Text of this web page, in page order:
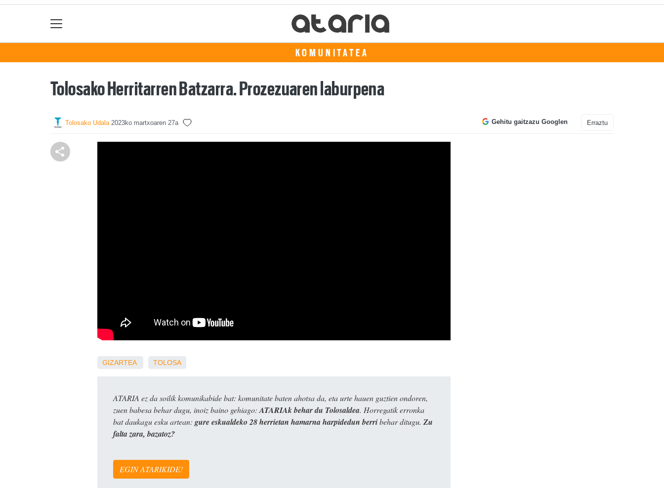
KOMUNITATEA
Tolosako Herritarren Batzarra. Prozezuaren laburpena
Tolosako Udala 2023ko martxoaren 27a Gehitu gaitzazu Googlen Erraztu
GIZARTEA TOLOSA
ATARIA ez da soilik komunikabide bat: komunitate baten ahotsa da, eta urte hauen guztien ondoren,
zuen babesa behar dugu, inoiz baino gehiago: ATARIAk behar du Tolosaldea. Horregatik erronka
bat daukagu esku artean: gure eskualdeko 28 herrietan hamarna harpidedun berribehar ditugu. Zu
falta zara, bazatoz?
EGIN ATARIKIDE!